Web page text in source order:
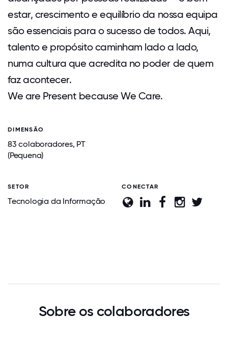
estar, crescimento e equilíbrio da nossa equipa
são essenciais para o sucesso de todos. Aqui,
talento e propósito caminham lado a lado,
numa cultura que acredita no poder de quem
faz acontecer.
We are Present because We Care.
DIMENSÃO
83 colaboradores, PT
(Pequena)
SETOR
Tecnologia da Informação
CONECTAR
Sobre os colaboradores